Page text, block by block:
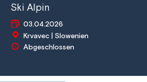
Ski Alpin
03.04.2026
Krvavec | Slowenien
Abgeschlossen